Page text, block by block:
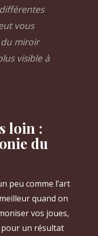
vous
miroir
visible à
loin :
du
peu comme l’art
quand on
vos joues,
un résultat